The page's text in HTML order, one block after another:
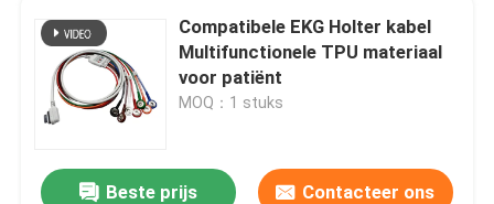
Opnieuw te gebruiken spO2-sensor
ECG-monitor kabel
Compatibele EKG Holter kabel
Multifunctionele TPU materiaal
voor patiënt
MOQ：1 stuks
Beste prijs Contacteer ons